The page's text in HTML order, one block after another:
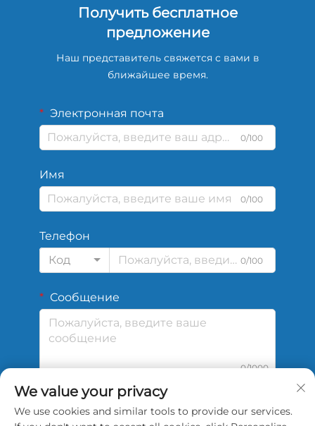
Получить бесплатное
предложение
Наш представитель свяжется с вами в
ближайшее время.
Электронная почта
0/100
Имя
0/100
Телефон
Код
0/100
Сообщение
0/1000
Отправить
We value your privacy
We use cookies and similar tools to provide our services.